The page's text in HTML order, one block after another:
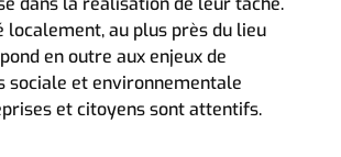
localement, au plus près du lieu
en outre aux enjeux de
sociale et environnementale
et citoyens sont attentifs.